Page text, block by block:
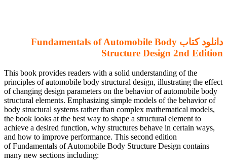
دانلود کتاب Fundamentals of Automobile Body
Structure Design 2nd Edition
This book provides readers with a solid understanding of the
principles of automobile body structural design, illustrating the effect
of changing design parameters on the behavior of automobile body
structural elements. Emphasizing simple models of the behavior of
body structural systems rather than complex mathematical models,
the book looks at the best way to shape a structural element to
achieve a desired function, why structures behave in certain ways,
and how to improve performance. This second edition
of Fundamentals of Automobile Body Structure Design contains
many new sections including: